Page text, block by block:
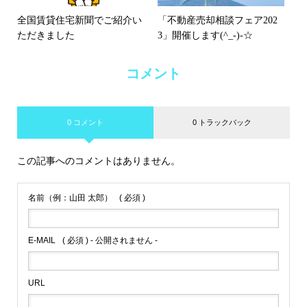
全国賃貸住宅新聞でご紹介い
ただきました
「不動産売却相談フェア202
3」開催します(^_-)-☆
コメント
0 コメント 0 トラックバック
この記事へのコメントはありません。
名前（例：山田 太郎） ( 必須 )
E-MAIL ( 必須 ) - 公開されません -
URL